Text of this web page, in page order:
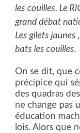
les couilles. Le
grand débat
Les gilets jaunes
bats les couilles.
On se dit, que
précipice qui
des quadras
ne change pas
éducation
lois. Alors que